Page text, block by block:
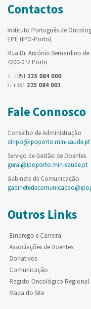
Contactos
Instituto Português de
EPE (IPO-Porto)
Rua Dr. António Bernardino de
4200-072 Porto
T. +351 225 084 000
F. +351 225 084 001
Fale Connosco
Conselho de Administração
diripo@ipoporto.min-saude.pt
Serviço de Gestão de Doentes
geral@ipoporto.min-saude.pt
Gabinete de Comunicação
Outros Links
Emprego e Carreira
Associações de Doentes
Donativos
Comunicação
Registo Oncológico Regional
Mapa do Site